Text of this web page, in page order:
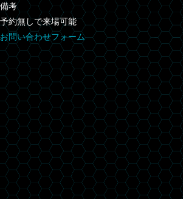
備考
予約無しで来場可能
お問い合わせフォーム